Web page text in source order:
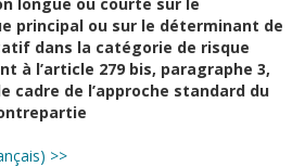
principal ou sur le déterminant de
dans la catégorie de risque
à l’article 279 bis, paragraphe 3,
cadre de l’approche standard du
>>